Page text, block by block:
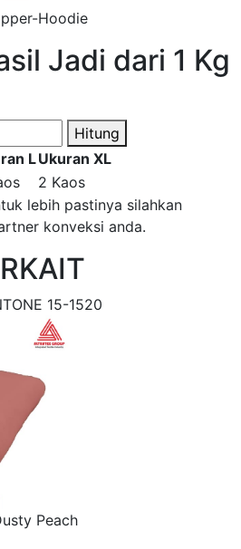
Hoodie
Jadi dari 1 Kg
Hitung
LUkuran XL
2 Kaos
lebih pastinya silahkan
konveksi anda.
15-1520
Peach